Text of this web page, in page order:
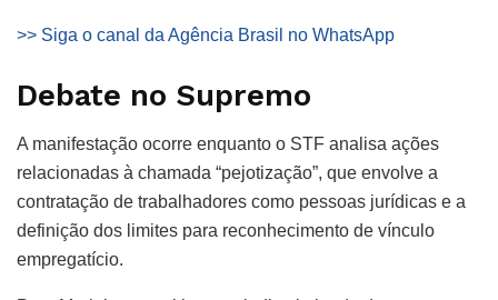
>> Siga o canal da Agência Brasil no WhatsApp
Debate no Supremo
A manifestação ocorre enquanto o STF analisa ações
relacionadas à chamada “pejotização”, que envolve a
contratação de trabalhadores como pessoas jurídicas e a
definição dos limites para reconhecimento de vínculo
empregatício.